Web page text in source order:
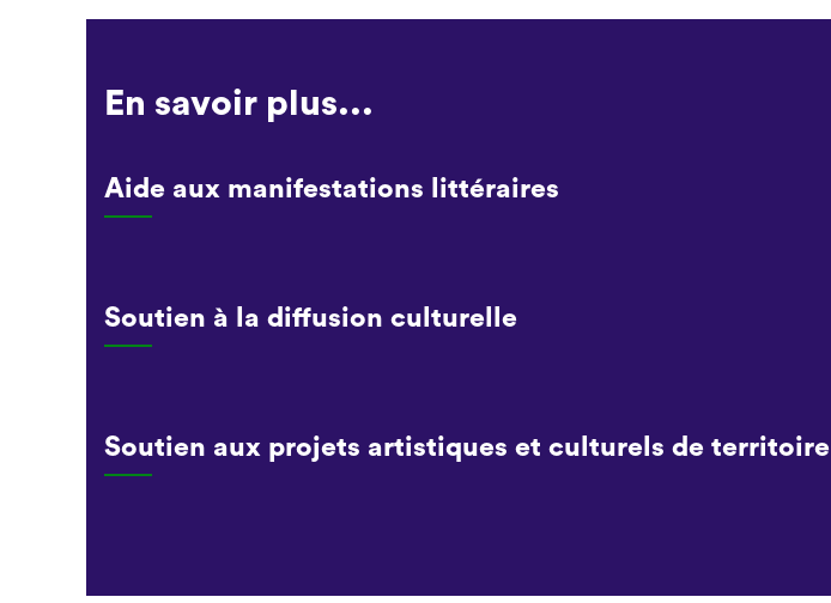
En savoir plus...
Aide aux manifestations littéraires
Soutien à la diffusion culturelle
Soutien aux projets artistiques et culturels de territoire